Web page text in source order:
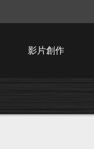
影片創作